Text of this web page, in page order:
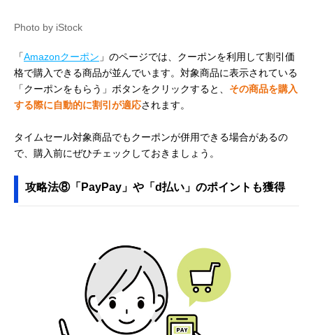
Photo by iStock
「Amazonクーポン 」のページでは、クーポンを利用して割引価
格で購入できる商品が並んでいます。対象商品に表示されている
「クーポンをもらう」ボタンをクリックすると、 その商品を購入
する際に自動的に割引が適応されます。
タイムセール対象商品でもクーポンが併用できる場合があるの
で、購入前にぜひチェックしておきましょう。
攻略法⑧「PayPay」や「d払い」のポイントも獲得